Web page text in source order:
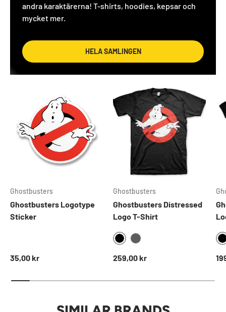
andra karaktärerna! T-shirts, hoodies, kepsar och
mycket mer.
HELA SAMLINGEN
Ghostbusters
Ghostbusters Logotype
Sticker
Ordinarie pris
35,00 kr
Ghostbusters
Ghostbusters Distressed
Logo T-Shirt
BLACKDARKGREY
Ordinarie pris
259,00 kr